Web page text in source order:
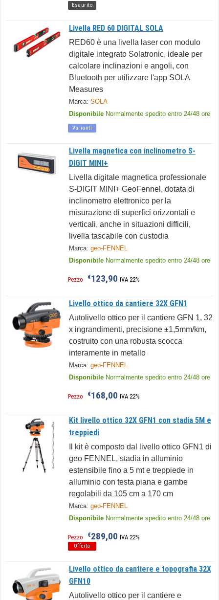
Esaurito
Livella RED 60 DIGITAL SOLA
RED60 è una livella laser con modulo
digitale integrato Solatronic, ideale per
calcolare inclinazioni e angoli, con
Bluetooth per utilizzare l'app SOLA
Measures
Marca: SOLA
Disponibile Normalmente spedito entro 24/48 ore
Varianti
Livella magnetica con inclinometro S-
DIGIT MINI+
Livella digitale magnetica professionale
S-DIGIT MINI+ GeoFennel, dotata di
inclinometro elettronico per la
misurazione di superfici orizzontali e
verticali, anche in situazioni difficili,
livella tascabile con custodia
Marca: geo-FENNEL
Disponibile Normalmente spedito entro 24/48 ore
Pezzo €123,90 IVA 22%
Livello ottico da cantiere 32X GFN1
Autolivello ottico per il cantiere GFN 1, 32
x ingrandimenti, precisione ±1,5mm/km,
costruito con una robusta scocca
interamente in metallo
Marca: geo-FENNEL
Disponibile Normalmente spedito entro 24/48 ore
Pezzo €168,00 IVA 22%
Kit livello ottico 32X GFN1 con stadia 5M e
treppiedi
Il kit è composto dal livello ottico GFN1 di
geo FENNEL, stadia in alluminio
estensibile fino a 5 mt e treppiede in
alluminio con testa piana e gambe
regolabili da 105 cm a 170 cm
Marca: geo-FENNEL
Disponibile Normalmente spedito entro 24/48 ore
Pezzo €289,00 IVA 22%
Offerta
Livello ottico da cantiere e topografia 32X
GFN10
Autolivello ottico per il cantiere e